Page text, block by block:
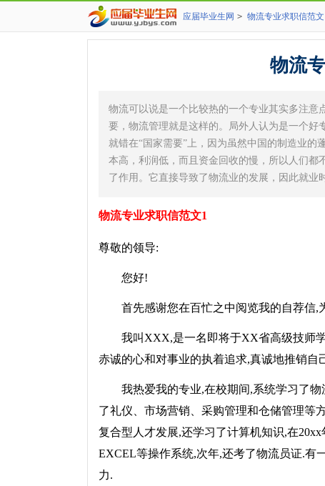
应届毕业生网 > 物流专业求职信范文
物流
物流可以说是一个比较热的一个专业其实多注
要，物流管理就是这样的。局外人认为是一个
就错在“国家需要”上，因为虽然中国的制造业
本高，利润低，而且资金回收的慢，所以人们
了作用。它直接导致了物流业的发展，因此就业
物流专业求职信范文1
尊敬的领导:
您好!
首先感谢您在百忙之中阅览我的自荐信,
我叫XXX,是一名即将于XX省高级技师学
赤诚的心和对事业的执着追求,真诚地推销自
我热爱我的专业,在校期间,系统学习了物
了礼仪、市场营销、采购管理和仓储管理等
复合型人才发展,还学习了计算机知识,在
EXCEL等操作系统,次年,还考了物流员证.有
力.